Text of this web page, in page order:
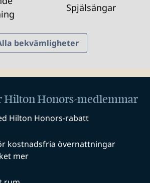
Spjälsängar
bekvämligheter
Hilton Honors-medlemmar
Hilton Honors-rabatt
kostnadsfria övernattningar
mer